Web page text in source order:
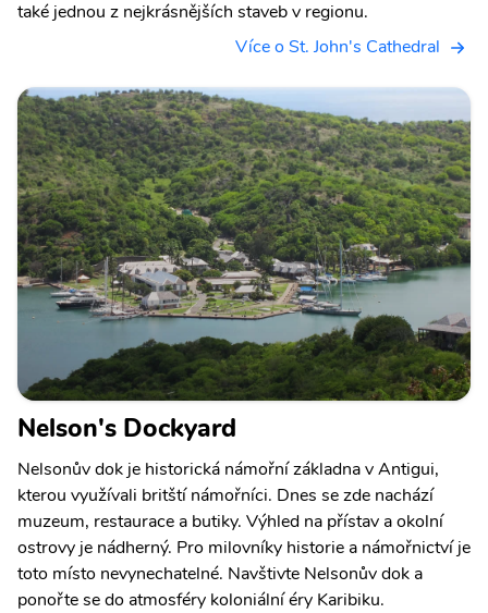
také jednou z nejkrásnějších staveb v regionu.
Více o St. John's Cathedral
Nelson's Dockyard
Nelsonův dok je historická námořní základna v Antigui,
kterou využívali britští námořníci. Dnes se zde nachází
muzeum, restaurace a butiky. Výhled na přístav a okolní
ostrovy je nádherný. Pro milovníky historie a námořnictví je
toto místo nevynechatelné. Navštivte Nelsonův dok a
ponořte se do atmosféry koloniální éry Karibiku.